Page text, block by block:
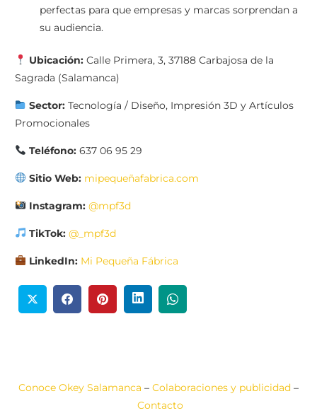
perfectas para que empresas y marcas sorprendan a
su audiencia.
Ubicación:Calle Primera, 3, 37188 Carbajosa de la
Sagrada (Salamanca)
Sector:Tecnología / Diseño, Impresión 3D y Artículos
Promocionales
Teléfono:637 06 95 29
Sitio Web: mipequeñafabrica.com
Instagram: @mpf3d
TikTok: @_mpf3d
LinkedIn: Mi Pequeña Fábrica
Conoce Okey Salamanca – Colaboraciones y publicidad –
Contacto